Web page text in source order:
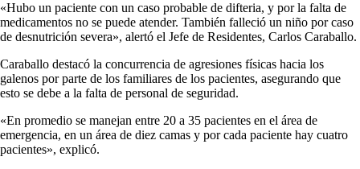
«Hubo un paciente con un caso probable de difteria, y por la falta de
medicamentos no se puede atender. También falleció un niño por caso
de desnutrición severa», alertó el Jefe de Residentes, Carlos Caraballo.
Caraballo destacó la concurrencia de agresiones físicas hacia los
galenos por parte de los familiares de los pacientes, asegurando que
esto se debe a la falta de personal de seguridad.
«En promedio se manejan entre 20 a 35 pacientes en el área de
emergencia, en un área de diez camas y por cada paciente hay cuatro
pacientes», explicó.